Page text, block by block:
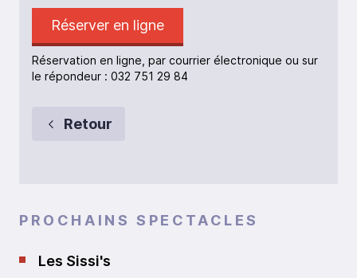
Réserver en ligne
Réservation en ligne, par courrier électronique ou sur
le répondeur : 032 751 29 84
Retour
PROCHAINS SPECTACLES
Les Sissi's